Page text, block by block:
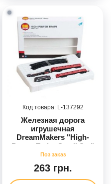
137292
Железная дорога
игрушечная
DreamMakers "High-
Power Train: Small Set"
104х68 см на батарейках
263 грн.